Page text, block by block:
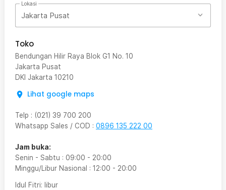
Lokasi
Jakarta Pusat
Toko
Bendungan Hilir Raya Blok G1 No. 10
Jakarta Pusat
DKI Jakarta 10210
Lihat google maps
Telp : (021) 39 700 200
Whatsapp Sales / COD : 0896 135 222 00
Jam buka:
Senin - Sabtu : 09:00 - 20:00
Minggu/Libur Nasional : 12:00 - 20:00
Idul Fitri: libur